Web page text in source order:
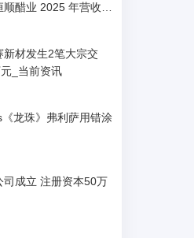
醋业 2025 年营收净
新材发生2笔大宗交
_当前资讯
龙珠》弗利萨用错涂
司成立 注册资本50万